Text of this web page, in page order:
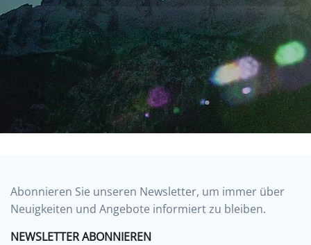
Abonnieren Sie unseren Newsletter, um immer über
Neuigkeiten und Angebote informiert zu bleiben.
NEWSLETTER ABONNIEREN